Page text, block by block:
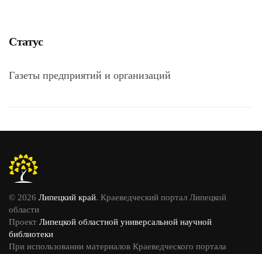
Статус
Газеты предприятий и организаций
© 2026 Липецкий край. Краеведческий портал Липецкой
области
Проект Липецкой областной универсальной научной
библиотеки
При использовании материалов Краеведческого портала